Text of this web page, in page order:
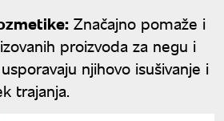
Značajno pomaže i
proizvoda za negu i
njihovo isušivanje i
trajanja.